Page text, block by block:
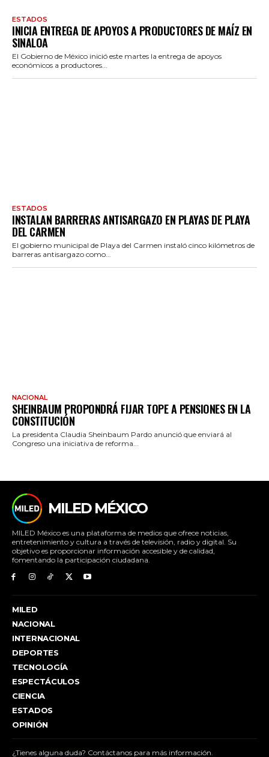
ESTADOS
INICIA ENTREGA DE APOYOS A PRODUCTORES DE MAÍZ EN
SINALOA
El Gobierno de México inició este martes la entrega de apoyos
económicos a productores...
ESTADOS
INSTALAN BARRERAS ANTISARGAZO EN PLAYAS DE PLAYA
DEL CARMEN
El gobierno municipal de Playa del Carmen instaló cinco kilómetros de
barreras antisargazo como...
NACIONAL
SHEINBAUM PROPONDRÁ FIJAR TOPE A PENSIONES EN LA
CONSTITUCIÓN
La presidenta Claudia Sheinbaum Pardo anunció que enviará al
Congreso una iniciativa de reforma...
MILED MÉXICO
MILED México es una plataforma de medios que ofrece noticias,
entretenimiento y cultura a través de televisión, radio y digital. Su
objetivo es proporcionar información accesible y de calidad,
fomentando la participación ciudadana.
MILED
NACIONAL
INTERNACIONAL
DEPORTES
TECNOLOGÍA
ESPECTÁCULOS
CIENCIA
ESTADOS
OPINIÓN
¿Tienes alguna duda? Contáctanos para más información.